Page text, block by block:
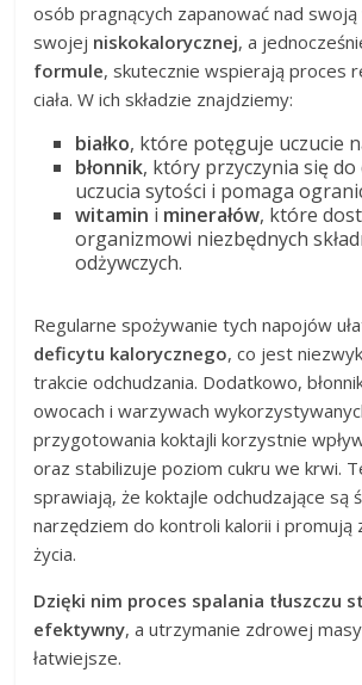
osób pragnących zapanować nad swoją
swojej niskokalorycznej, a
formule, skutecznie wspierają proces
ciała. W ich składzie znajdziemy:
białko, które potęguje uczucie
błonnik, który przyczynia się do
uczucia sytości i pomaga
witamin i minerałów, które
organizmowi niezbędnych
odżywczych.
Regularne spożywanie tych napojów
deficytu kalorycznego, co jest
trakcie odchudzania. Dodatkowo,
owocach i warzywach
przygotowania koktajli korzystnie
oraz stabilizuje poziom cukru we krwi.
sprawiają, że koktajle odchudzające są
narzędziem do kontroli kalorii i promują
życia.
Dzięki nim proces spalania tłuszczu
efektywny, a utrzymanie zdrowej
łatwiejsze.